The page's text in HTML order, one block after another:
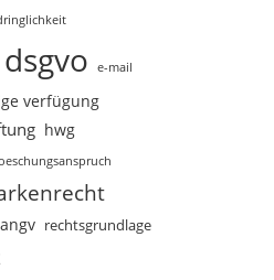
dsgvo e-mail
verfügung
hwg
rechtsgrundlage